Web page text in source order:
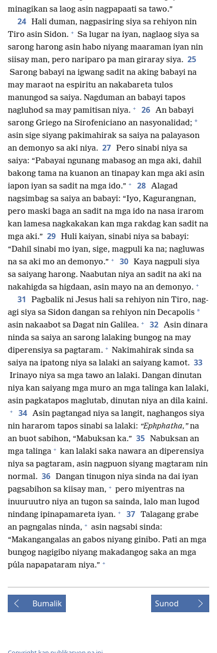
minagikan sa laog asin nagpapaati sa tawo.”
24 Hali duman, nagpasiring siya sa rehiyon nin
Tiro asin Sidon. + Sa lugar na iyan, naglaog siya sa
sarong harong asin habo niyang maaraman iyan nin
siisay man, pero nariparo pa man giraray siya. 25
Sarong babayi na igwang sadit na aking babayi na
may maraot na espiritu an nakabareta tulos
manungod sa saiya. Nagduman an babayi tapos
nagluhod sa may pamitisan niya. + 26 An babayi
sarong Griego na Sirofeniciano an nasyonalidad; *
asin sige siyang pakimahirak sa saiya na palayason
an demonyo sa aki niya. 27 Pero sinabi niya sa
saiya: “Pabayai ngunang mabasog an mga aki, dahil
bakong tama na kuanon an tinapay kan mga aki asin
iapon iyan sa sadit na mga ido.” + 28 Alagad
nagsimbag sa saiya an babayi: “Iyo, Kagurangnan,
pero maski baga an sadit na mga ido na nasa irarom
kan lamesa nagkakakan kan mga rakdag kan sadit na
mga aki.” 29 Huli kaiyan, sinabi niya sa babayi:
“Dahil sinabi mo iyan, sige, magpuli ka na; nagluwas
na sa aki mo an demonyo.” + 30 Kaya nagpuli siya
sa saiyang harong. Naabutan niya an sadit na aki na
nakahigda sa higdaan, asin mayo na an demonyo. +
31
Pagbalik ni Jesus hali sa rehiyon nin Tiro, nag-
agi siya sa Sidon dangan sa rehiyon nin Decapolis *
asin nakaabot sa Dagat nin Galilea. + 32 Asin dinara
ninda sa saiya an sarong lalaking bungog na may
diperensiya sa pagtaram. + Nakimahirak sinda sa
saiya na ipatong niya sa lalaki an saiyang kamot. 33
Irinayo niya sa mga tawo an lalaki. Dangan dinutan
niya kan saiyang mga muro an mga talinga kan lalaki,
asin pagkatapos maglutab, dinutan niya an dila kaini.
+ 34 Asin pagtangad niya sa langit, naghangos siya
nin hararom tapos sinabi sa lalaki: “Ephphatha,”na
an buot sabihon, “Mabuksan ka.” 35 Nabuksan an
mga talinga + kan lalaki saka nawara an diperensiya
niya sa pagtaram, asin nagpuon siyang magtaram nin
normal. 36 Dangan tinugon niya sinda na dai iyan
pagsabihon sa kiisay man, + pero miyentras na
inuuruutro niya an tugon sa sainda, lalo man lugod
nindang ipinapamareta iyan. + 37 Talagang grabe
an pagngalas ninda, + asin nagsabi sinda:
“Makangangalas an gabos niyang ginibo. Pati an mga
bungog nagigibo niyang makadangog saka an mga
púla napapataram niya.” +
Bumalik Sunod